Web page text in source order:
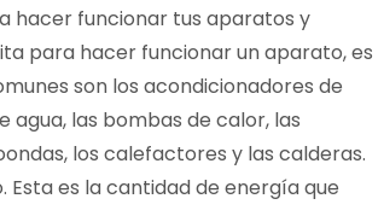
hacer funcionar tus aparatos y
para hacer funcionar un aparato, es
son los acondicionadores de
agua, las bombas de calor, las
los calefactores y las calderas.
es la cantidad de energía que